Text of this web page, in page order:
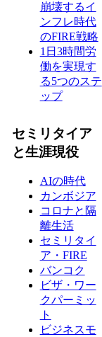
崩壊するイ
ンフレ時代
のFIRE戦略
1日3時間労
働を実現す
る5つのステ
ップ
セミリタイア
と生涯現役
AIの時代
カンボジア
コロナと隔
離生活
セミリタイ
ア・FIRE
バンコク
ビザ・ワー
クパーミッ
ト
ビジネスモ